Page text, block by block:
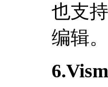
也支
编辑。